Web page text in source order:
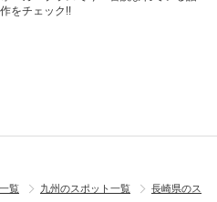
をチェック!!
覧 九州のスポット一覧
長崎県のス